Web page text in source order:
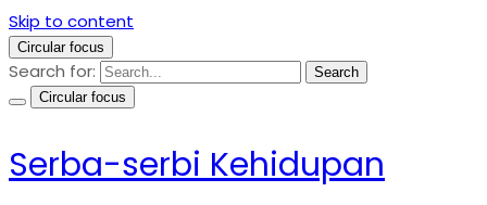
Skip to content
Circular focus
Search for:
Search
Circular focus
Serba-serbi Kehidupan